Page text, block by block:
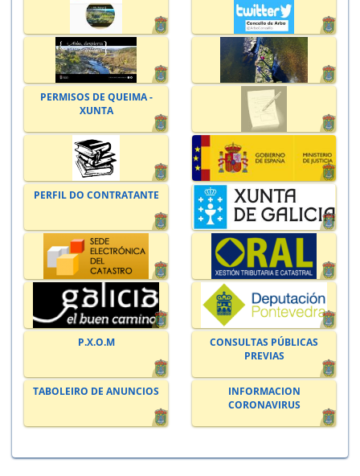
PERMISOS DE QUEIMA -
XUNTA
PERFIL DO CONTRATANTE
P.X.O.M
CONSULTAS PÚBLICAS
PREVIAS
TABOLEIRO DE ANUNCIOS
INFORMACION
CORONAVIRUS